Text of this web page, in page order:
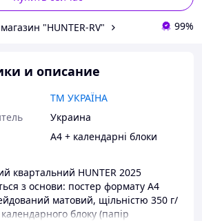
"HUNTER-RV" 99%
и описание
ТМ УКРАЇНА
Украина
А4 + календарні блоки
квартальний HUNTER 2025
з основи: постер формату А4
матовий, щільністю 350 г/
блоку (папір